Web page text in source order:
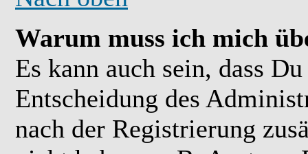
Warum muss ich mich
Es kann auch sein, dass
Entscheidung des
nach der Registrierung